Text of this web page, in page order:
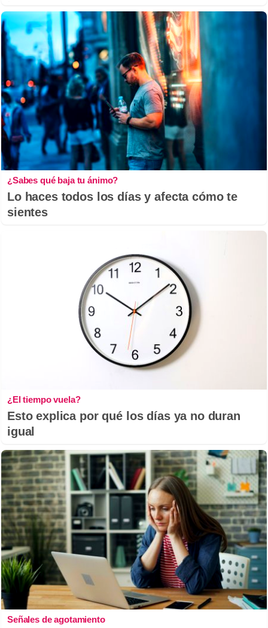
¿Sabes qué baja tu ánimo?
Lo haces todos los días y afecta cómo te
sientes
¿El tiempo vuela?
Esto explica por qué los días ya no duran
igual
Señales de agotamiento